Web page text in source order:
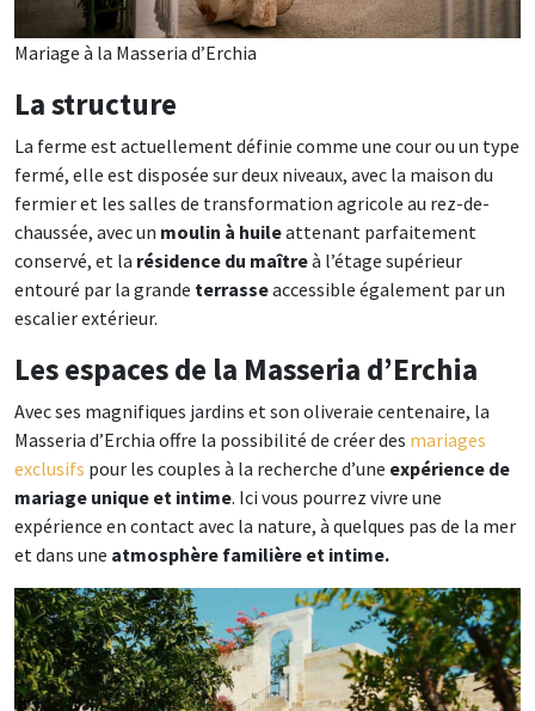
Mariage à la Masseria d’Erchia
La structure
La ferme est actuellement définie comme une cour ou un type
fermé, elle est disposée sur deux niveaux, avec la maison du
fermier et les salles de transformation agricole au rez-de-
chaussée, avec un moulin à huileattenant parfaitement
conservé, et la résidence du maîtreà l’étage supérieur
entouré par la grande terrasseaccessible également par un
escalier extérieur.
Les espaces de la Masseria d’Erchia
Avec ses magnifiques jardins et son oliveraie centenaire, la
Masseria d’Erchia offre la possibilité de créer des mariages
exclusifs pour les couples à la recherche d’une expérience de
mariage unique et intime. Ici vous pourrez vivre une
expérience en contact avec la nature, à quelques pas de la mer
et dans une atmosphère familière et intime.